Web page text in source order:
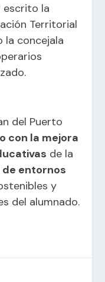
escrito la
Territorial
la concejala
del Puerto
con la mejora
de la
entornos
y
del alumnado.